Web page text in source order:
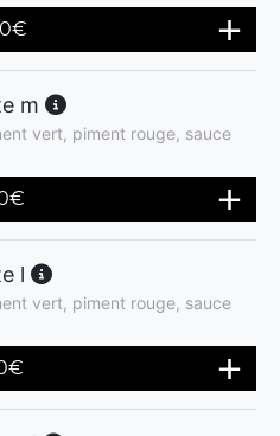
€
m
vert, piment rouge, sauce
€
l
vert, piment rouge, sauce
€